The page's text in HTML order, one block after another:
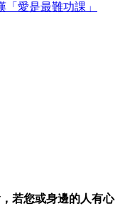
愛是最難功課」
，若您或身邊的人有心